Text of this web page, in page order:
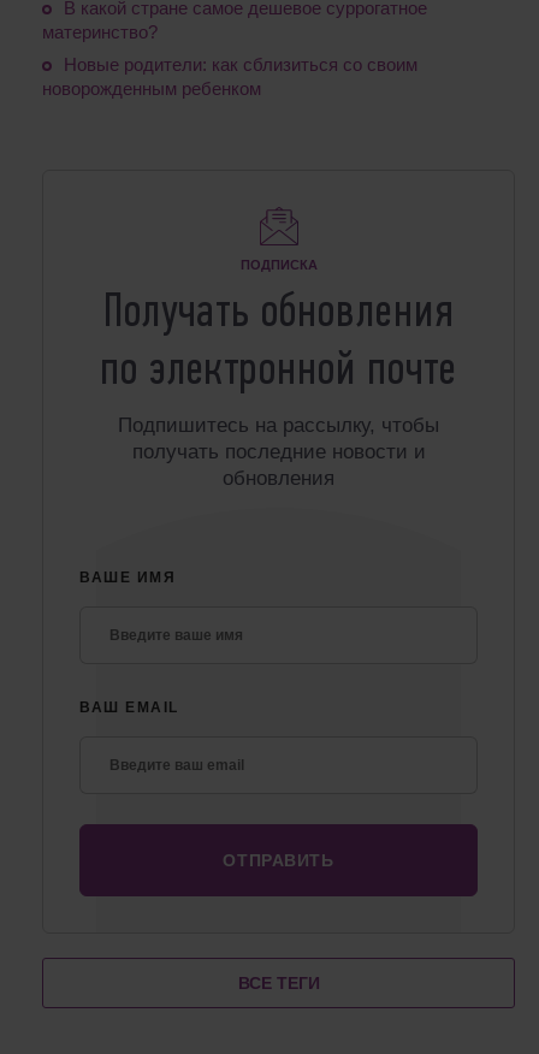
В какой стране самое дешевое суррогатное
материнство?
Новые родители: как сблизиться со своим
новорожденным ребенком
ПОДПИСКА
Получать обновления
по электронной почте
Подпишитесь на рассылку, чтобы
получать последние новости и
обновления
ВАШЕ ИМЯ
ВАШ EMAIL
ВСЕ ТЕГИ